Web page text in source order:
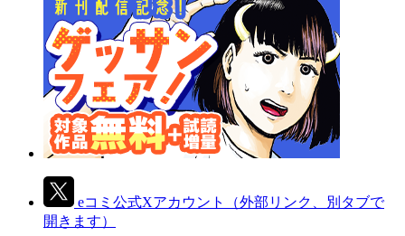
eコミ公式Xアカウント
（外部リンク、別タブで
開きます）